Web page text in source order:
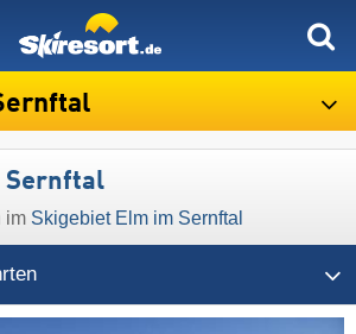
Sernftal
im Skigebiet Elm im Sernftal